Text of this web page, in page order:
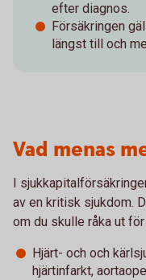
efter diagnos.
Försäkringen
längst till och
Vad menas
I
av en kritisk sjukdom.
om du skulle råka ut
Hjärt- och och
hjärtinfarkt,